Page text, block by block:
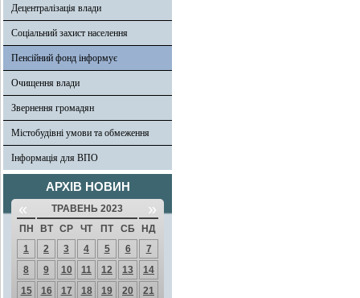
Децентралізація влади
Соціальний захист населення
Пенсійний фонд інформує
Очищення влади
Звернення громадян
Містобудівні умови та обмеження
Інформація для ВПО
АРХІВ НОВИН
« ТРАВЕНЬ 2023 »
ПН ВТ СР ЧТ ПТ СБ
НД
1
2 3 4 5 6
7
8
9 10 11 12 13
14
15
16 17 18 19 20
21